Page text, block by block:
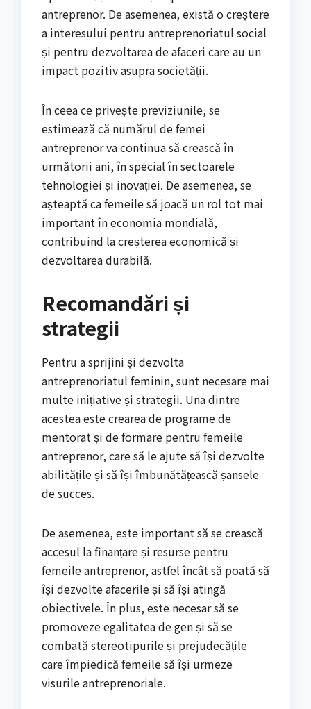
antreprenor. De asemenea, există o creștere
a interesului pentru antreprenoriatul social
și pentru dezvoltarea de afaceri care au un
impact pozitiv asupra societății.
În ceea ce privește previziunile, se
estimează că numărul de femei
antreprenor va continua să crească în
următorii ani, în special în sectoarele
tehnologiei și inovației. De asemenea, se
așteaptă ca femeile să joacă un rol tot mai
important în economia mondială,
contribuind la creșterea economică și
dezvoltarea durabilă.
Recomandări și
strategii
Pentru a sprijini și dezvolta
antreprenoriatul feminin, sunt necesare mai
multe inițiative și strategii. Una dintre
acestea este crearea de programe de
mentorat și de formare pentru femeile
antreprenor, care să le ajute să își dezvolte
abilitățile și să își îmbunătățească șansele
de succes.
De asemenea, este important să se crească
accesul la finanțare și resurse pentru
femeile antreprenor, astfel încât să poată să
își dezvolte afacerile și să își atingă
obiectivele. În plus, este necesar să se
promoveze egalitatea de gen și să se
combată stereotipurile și prejudecățile
care împiedică femeile să își urmeze
visurile antreprenoriale.